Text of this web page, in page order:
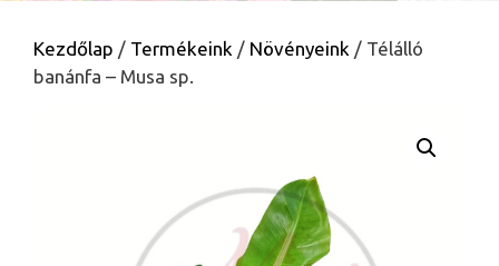
Kezdőlap / Termékeink / Növényeink / Télálló
banánfa – Musa sp.